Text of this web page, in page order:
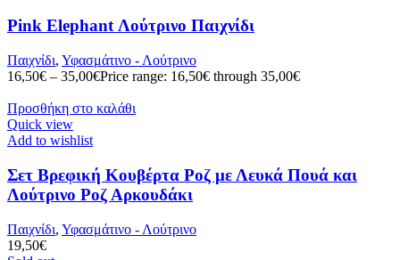
Pink Elephant Λούτρινο Παιχνίδι
Παιχνίδι, Υφασμάτινο - Λούτρινο
16,50€ – 35,00€Price range: 16,50€ through 35,00€
Προσθήκη στο καλάθι
Quick view
Add to wishlist
Σετ Βρεφική Κουβέρτα Ροζ με Λευκά Πουά και
Λούτρινο Ροζ Αρκουδάκι
Παιχνίδι, Υφασμάτινο - Λούτρινο
19,50€